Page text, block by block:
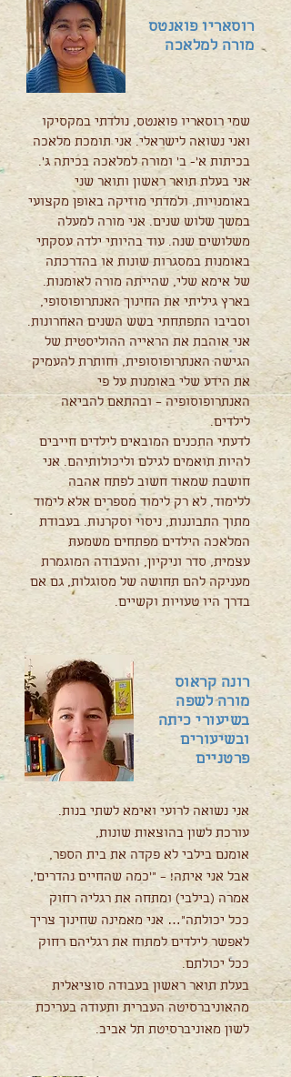
רוסאריו פואנטס
מורה למלאכה
שמי רוסאריו פואנטס, נולדתי במקסיקו
ואני נשואה לישראלי. אני תומכת מלאכה
בכיתות א'- ב' ומורה למלאכה בכיתה ג'.
אני בעלת תואר ראשון ותואר שני
באומנויות, ולמדתי מוזיקה באופן מקצועי
במשך שלוש שנים. אני מורה למעלה
משלושים שנה. עוד בהיותי ילדה עסקתי
באומנות במסגרות שונות או בהדרכתה
של אימא שלי, שהייתה מורה לאומנות.
בארץ גיליתי את החינוך האנתרופוסופי,
וסביבו התפתחתי בשש השנים האחרונות.
אני אוהבת את הראייה ההוליסטית של
הגישה האנתרופוסופית, וחותרת להעמיק
את הידע שלי באומנות על פי
האנתרופוסופיה – ובהתאם להביאה
לילדים.
לדעתי התכנים המובאים לילדים חייבים
להיות תואמים לגילם וליכולותיהם. אני
חושבת שמאוד חשוב לפתח אהבה
ללימוד, לא רק לימוד מספרים אלא לימוד
מתוך התבוננות, ניסוי וסקרנות. בעבודת
המלאכה הילדים מפתחים משמעת
עצמית, סדר וניקיון, והעבודה המוגמרת
מעניקה להם תחושה של מסוגלות, גם אם
בדרך היו טעויות וקשיים.
רונה קראוס
מורה לשפה
בשיעורי כיתה
ובשיעורים
פרטניים
אני נשואה לרועי ואימא לשתי בנות.
עורכת לשון בהוצאות שונות,
אומנם בילבי לא פקדה את בית הספר,
אבל אני איתה! – ״׳כמה שהחיים נהדרים׳,
אמרה (בילבי) ומתחה את רגליה רחוק
ככל יכולתה״… אני מאמינה שחינוך צריך
לאפשר לילדים למתוח את רגליהם רחוק
ככל יכולתם.
בעלת תואר ראשון בעבודה סוציאלית
מהאוניברסיטה העברית ותעודה בעריכת
לשון מאוניברסיטת תל אביב.